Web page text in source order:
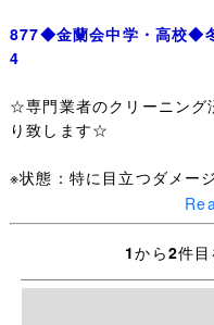
877◆金蘭会中学・高校◆
4
☆専門業者のクリーニング
り致します☆
※状態：特に目立つダメー
サイズ等は下記をご参照下
1から2件